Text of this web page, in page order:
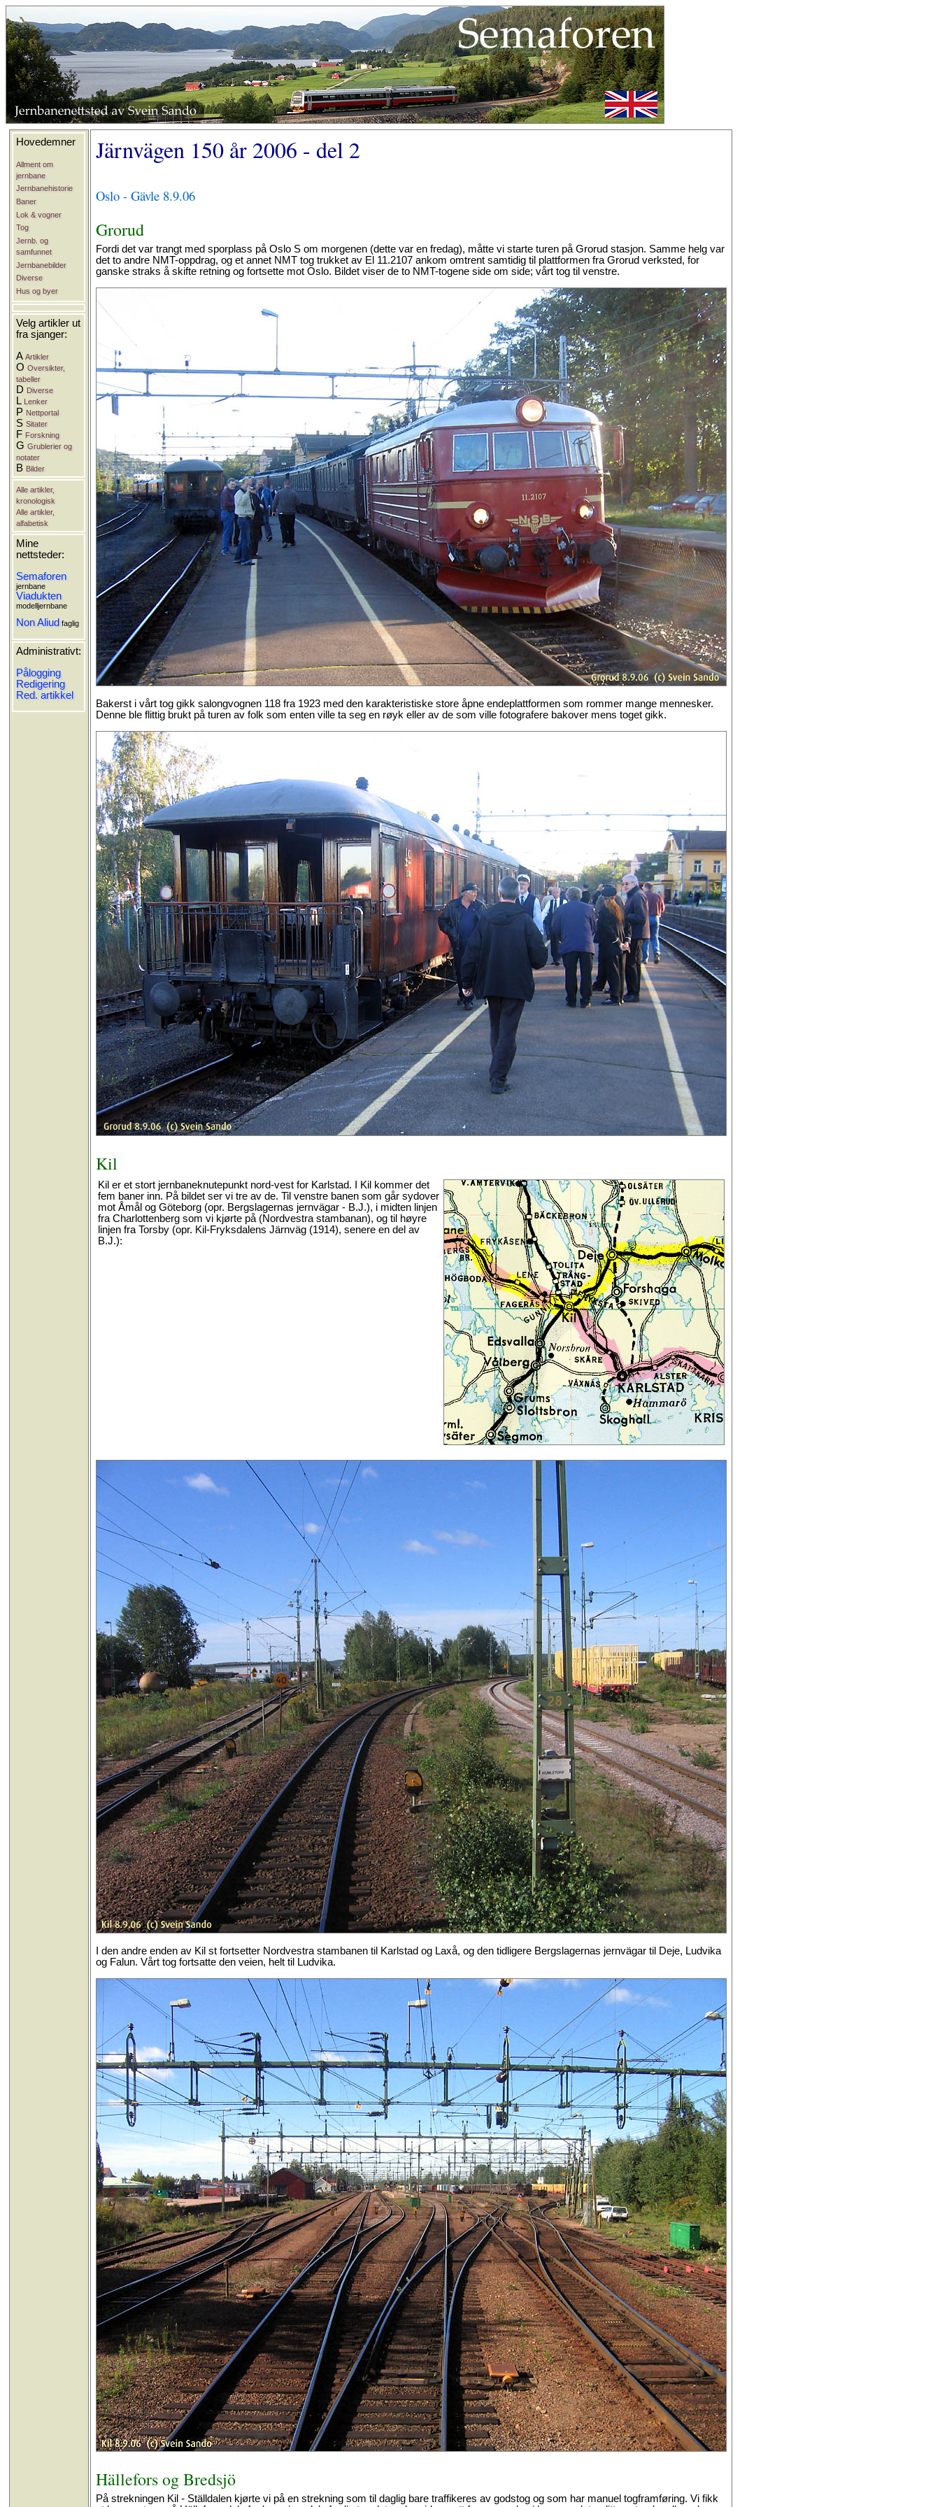
Hovedemner
Allment om
jernbane
Jernbanehistorie
Baner
Lok & vogner
Tog
Jernb. og
samfunnet
Jernbanebilder
Diverse
Hus og byer
Velg artikler ut
fra sjanger:
AArtikler
OOversikter,
tabeller
D Diverse
L Lenker
P Nettportal
SSitater
F Forskning
GGrublerier og
notater
B Bilder
Alle artikler,
kronologisk
Alle artikler,
alfabetisk
Mine
nettsteder:
Semaforen
jernbane
Viadukten
modelljernbane
Non Aliud faglig
Administrativt:
Pålogging
Redigering
Red. artikkel
Järnvägen 150 år 2006 - del 2
Oslo - Gävle 8.9.06
Grorud
Fordi det var trangt med sporplass på Oslo S om morgenen (dette var en fredag), måtte vi starte turen på Grorud stasjon. Samme helg var
det to andre NMT-oppdrag, og et annet NMT tog trukket av El 11.2107 ankom omtrent samtidig til plattformen fra Grorud verksted, for
ganske straks å skifte retning og fortsette mot Oslo. Bildet viser de to NMT-togene side om side; vårt tog til venstre.
Bakerst i vårt tog gikk salongvognen 118 fra 1923 med den karakteristiske store åpne endeplattformen som rommer mange mennesker.
Denne ble flittig brukt på turen av folk som enten ville ta seg en røyk eller av de som ville fotografere bakover mens toget gikk.
Kil
Kil er et stort jernbaneknutepunkt nord-vest for Karlstad. I Kil kommer det
fem baner inn. På bildet ser vi tre av de. Til venstre banen som går sydover
mot Åmål og Göteborg (opr. Bergslagernas jernvägar - B.J.), i midten linjen
fra Charlottenberg som vi kjørte på (Nordvestra stambanan), og til høyre
linjen fra Torsby (opr. Kil-Fryksdalens Järnväg (1914), senere en del av
B.J.):
I den andre enden av Kil st fortsetter Nordvestra stambanen til Karlstad og Laxå, og den tidligere Bergslagernas jernvägar til Deje, Ludvika
og Falun. Vårt tog fortsatte den veien, helt til Ludvika.
Hällefors og Bredsjö
På strekningen Kil - Ställdalen kjørte vi på en strekning som til daglig bare traffikeres av godstog og som har manuel togframføring. Vi fikk